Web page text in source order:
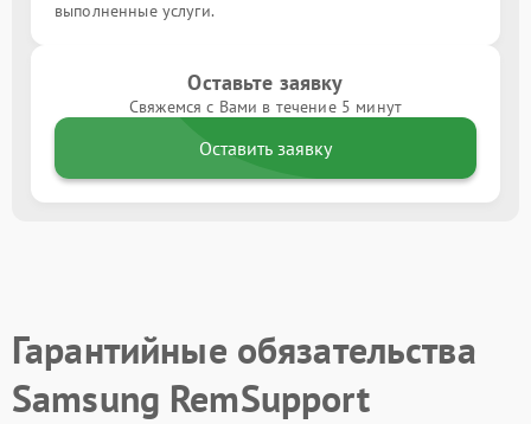
выполненные услуги.
Оставьте заявку
Свяжемся с Вами в течение 5 минут
Оставить заявку
Гарантийные обязательства
Samsung RemSupport